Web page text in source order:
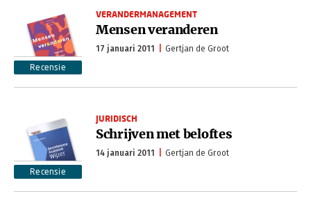
Recensie
VERANDERMANAGEMENT
Mensen veranderen
17 januari 2011 Gertjan de Groot
Recensie
JURIDISCH
Schrijven met beloftes
14 januari 2011 Gertjan de Groot